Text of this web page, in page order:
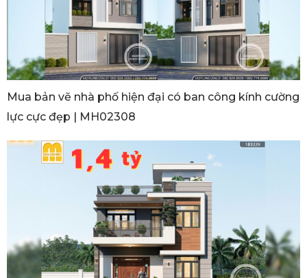
Mua bản vẽ nhà phố hiện đại có ban công kính cường
lực cực đẹp | MH02308